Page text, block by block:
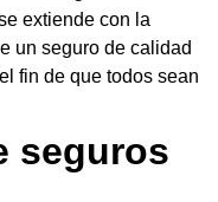
extiende con la
un seguro de calidad
fin de que todos sean
seguros